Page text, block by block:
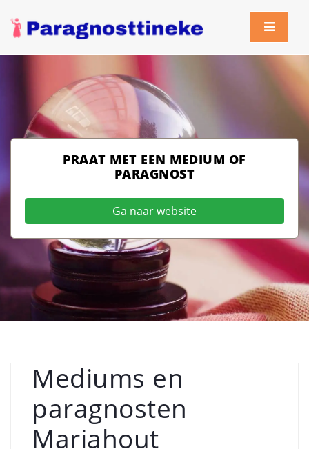
PRAAT MET EEN MEDIUM OF
PARAGNOST
Ga naar website
Mediums en
paragnosten
Mariahout